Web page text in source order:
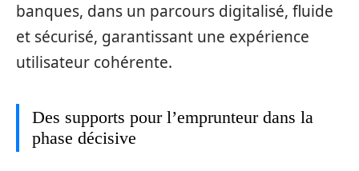
banques, dans un parcours digitalisé, fluide
et sécurisé, garantissant une expérience
utilisateur cohérente.
Des supports pour l’emprunteur dans la
phase décisive